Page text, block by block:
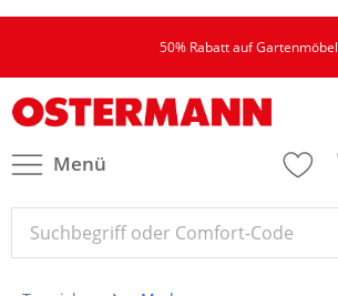
50% Rabatt auf Gartenmöbel
Menü